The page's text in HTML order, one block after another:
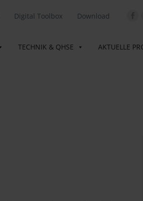
Digital Toolbox Download
TECHNIK & QHSE AKTUELLE